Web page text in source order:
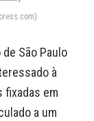
São Paulo
à
fixadas em
a um